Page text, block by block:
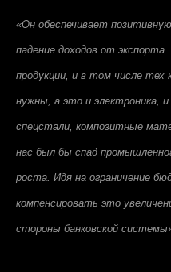
«Он обеспечивает
падение доходов от
продукции, и в том числе
нужны, а это и электроника,
спецстали, композитные
нас был бы спад
роста. Идя на ограничение
компенсировать это
стороны банковской